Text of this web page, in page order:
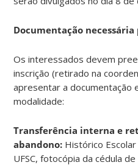
Documentação
Os interessados devem
inscrição (retirado na
apresentar a documentação
modalidade:
Transferência interna e
abandono: Histórico
UFSC, fotocópia da cédula